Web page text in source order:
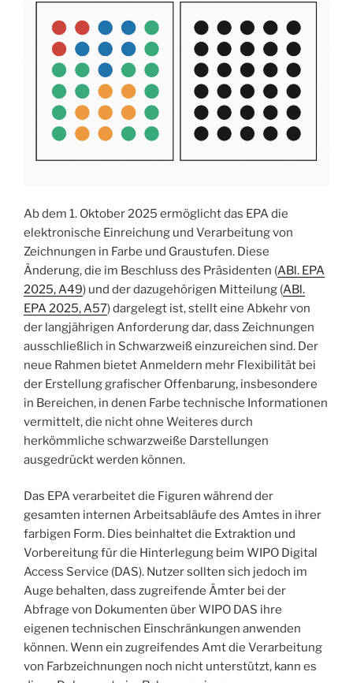
Ab dem 1. Oktober 2025 ermöglicht das EPA die
elektronische Einreichung und Verarbeitung von
Zeichnungen in Farbe und Graustufen. Diese
Änderung, die im Beschluss des Präsidenten (ABl. EPA
2025, A49) und der dazugehörigen Mitteilung (ABl.
EPA 2025, A57) dargelegt ist, stellt eine Abkehr von
der langjährigen Anforderung dar, dass Zeichnungen
ausschließlich in Schwarzweiß einzureichen sind. Der
neue Rahmen bietet Anmeldern mehr Flexibilität bei
der Erstellung grafischer Offenbarung, insbesondere
in Bereichen, in denen Farbe technische Informationen
vermittelt, die nicht ohne Weiteres durch
herkömmliche schwarzweiße Darstellungen
ausgedrückt werden können.
Das EPA verarbeitet die Figuren während der
gesamten internen Arbeitsabläufe des Amtes in ihrer
farbigen Form. Dies beinhaltet die Extraktion und
Vorbereitung für die Hinterlegung beim WIPO Digital
Access Service (DAS). Nutzer sollten sich jedoch im
Auge behalten, dass zugreifende Ämter bei der
Abfrage von Dokumenten über WIPO DAS ihre
eigenen technischen Einschränkungen anwenden
können. Wenn ein zugreifendes Amt die Verarbeitung
von Farbzeichnungen noch nicht unterstützt, kann es